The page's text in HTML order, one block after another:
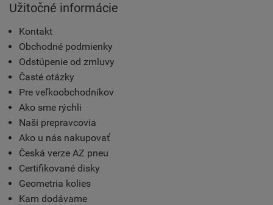
Užitočné informácie
Kontakt
Obchodné podmienky
Odstúpenie od zmluvy
Časté otázky
Pre veľkoobchodníkov
Ako sme rýchli
Naši prepravcovia
Ako u nás nakupovať
Česká verze AZ pneu
Certifikované disky
Geometria kolies
Kam dodávame